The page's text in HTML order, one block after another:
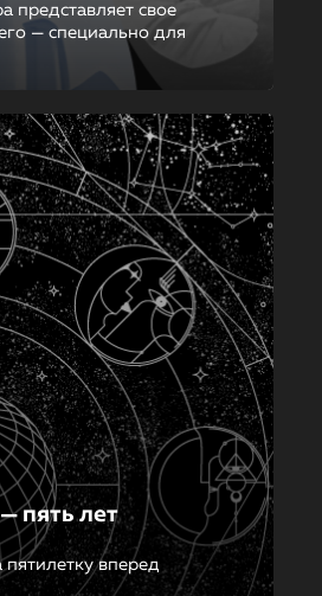
представляет свое
— специально для
пять лет
вперед